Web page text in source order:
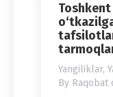
Yangiliklar,
By Raqobat